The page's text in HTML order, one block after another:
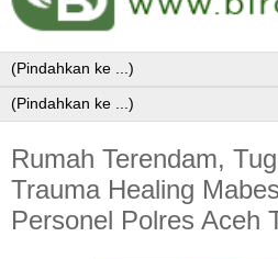
Rumah Terendam,
Trauma Healing
Personel Polres Aceh